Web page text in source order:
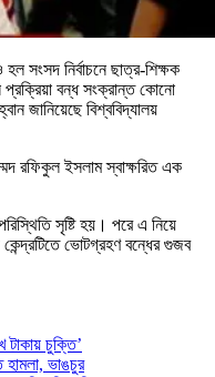
সংসদ নির্বাচনে ছাত্র-শিক্ষক
বন্ধ সংক্রান্ত কোনো
জানিয়েছে বিশ্ববিদ্যালয়
রফিকুল ইসলাম স্বাক্ষরিত এক
সৃষ্টি হয়। পরে এ নিয়ে
কেন্দ্রটিতে ভোটগ্রহণ বন্ধের গুজব
টাকায় চুক্তি’
হামলা, ভাঙচুর